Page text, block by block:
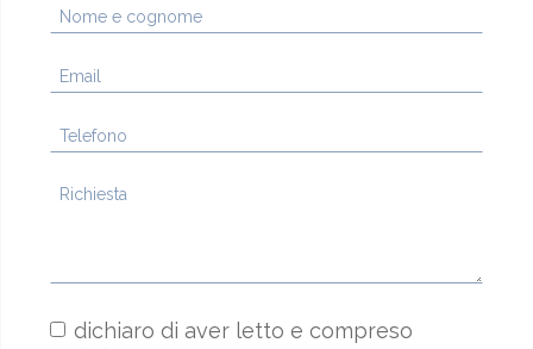
dichiaro di aver letto e compreso